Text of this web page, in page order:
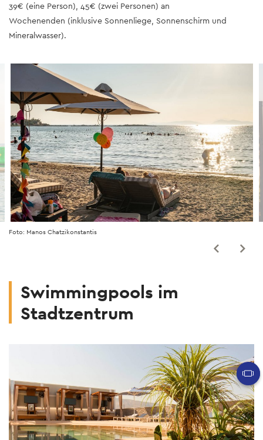
39€ (eine Person), 45€ (zwei Personen) an
Wochenenden (inklusive Sonnenliege, Sonnenschirm und
Mineralwasser).
Foto: Manos Chatzikonstantis
Swimmingpools im
Stadtzentrum